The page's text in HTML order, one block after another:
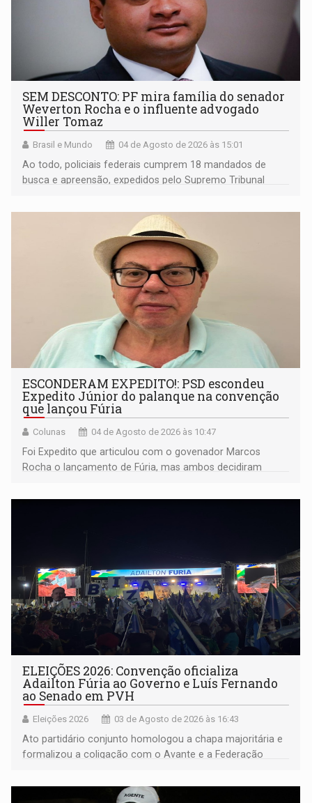
SEM DESCONTO: PF mira família do senador
Weverton Rocha e o influente advogado
Willer Tomaz
Brasil e Mundo 04 de Agosto de 2026 às 15:01
Ao todo, policiais federais cumprem 18 mandados de
busca e apreensão, expedidos pelo Supremo Tribunal
ESCONDERAM EXPEDITO!: PSD escondeu
Expedito Júnior do palanque na convenção
que lançou Fúria
Colunas 04 de Agosto de 2026 às 10:47
Foi Expedito que articulou com o govenador Marcos
Rocha o lançamento de Fúria, mas ambos decidiram
malévola
ELEIÇÕES 2026: Convenção oficializa
Adailton Fúria ao Governo e Luís Fernando
ao Senado em PVH
Eleições 2026 03 de Agosto de 2026 às 16:43
Ato partidário conjunto homologou a chapa majoritária e
formalizou a coligação com o Avante e a Federação
eleitores por saúde, limpeza pública e educação